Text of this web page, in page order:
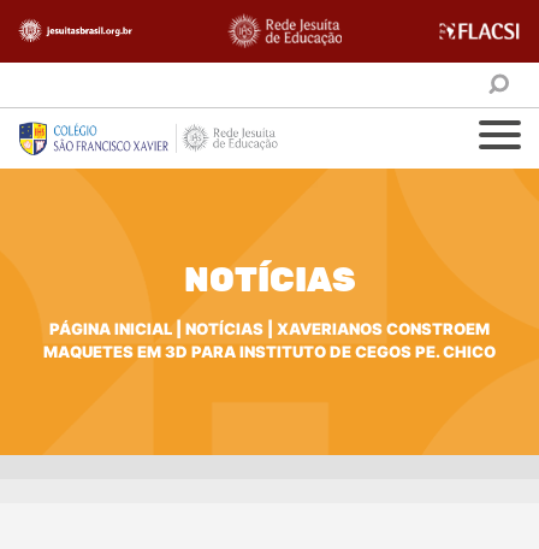
NOTÍCIAS
PÁGINA INICIAL NOTÍCIAS
XAVERIANOS CONSTROEM
MAQUETES EM 3D PARA INSTITUTO DE CEGOS PE. CHICO